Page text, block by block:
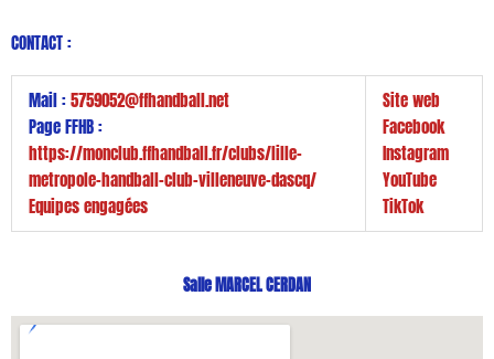
CONTACT :
Mail :5759052@ffhandball.net
Page FFHB :
https://monclub.ffhandball.fr/clubs/lille-
metropole-handball-club-villeneuve-dascq/
Equipes engagées
Site web
Facebook
Instagram
YouTube
TikTok
Salle MARCEL CERDAN